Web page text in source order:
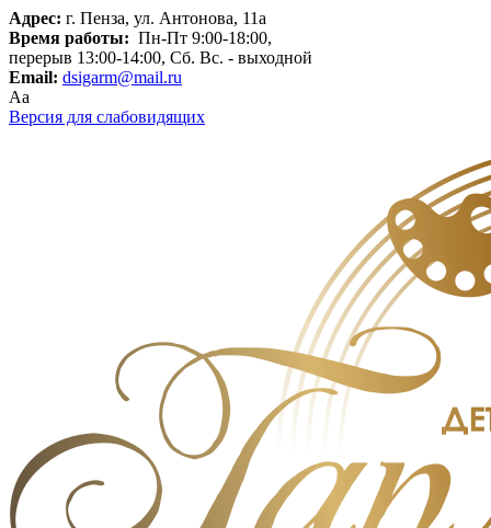
Адрес: г. Пенза, ул. Антонова, 11а
Время работы: Пн-Пт 9:00-18:00,
перерыв 13:00-14:00, Сб. Вс. - выходной
Email: dsigarm@mail.ru
Aa
Версия для слабовидящих